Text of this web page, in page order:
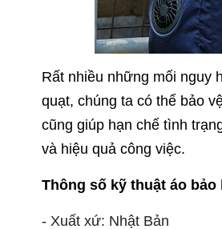
Rất nhiều những mối nguy
quạt, chúng ta có thể bảo
cũng giúp hạn chế tình
và hiệu quả công việc.
Thông số kỹ thuật áo bảo
- Xuất xứ: Nhật Bản